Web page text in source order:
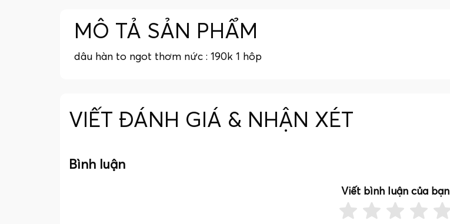
MÔ TẢ SẢN PHẨM
dâu hàn to ngot thơm nức : 190k 1 hôp
VIẾT ĐÁNH GIÁ & NHẬN XÉT
Bình luận
Viết bình luận của bạn